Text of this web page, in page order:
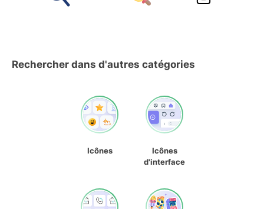
Rechercher dans d'autres catégories
Icônes
Icônes
d'interface